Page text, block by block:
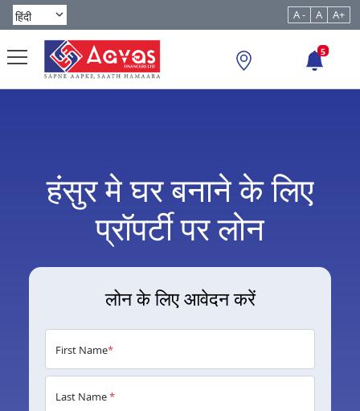
A - A A+
5
हंसुर मे घर बनाने के लिए
प्रॉपर्टी पर लोन
लोन के लिए आवेदन करें
First Name*
Last Name*